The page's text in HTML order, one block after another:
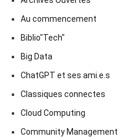
Au commencement
Biblio"Tech"
Big Data
ChatGPT et ses ami.e.s
Classiques connectes
Cloud Computing
Community Management